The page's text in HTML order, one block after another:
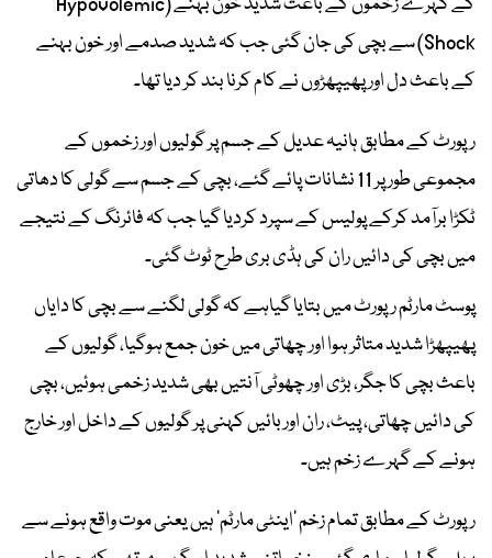
Shock) سے بچی کی جان گئی جب کہ شدید صدمے اور خون بہنے
کے باعث دل اور پھیپھڑوں نے کام کرنا بند کر دیا تھا۔
رپورٹ کے مطابق ہانیہ عدیل کے جسم پر گولیوں اور زخموں کے
مجموعی طور پر 11 نشانات پائے گئے، بچی کے جسم سے گولی کا دھاتی
ٹکڑا برآمد کرکے پولیس کے سپرد کردیا گیا جب کہ فائرنگ کے نتیجے
میں بچی کی دائیں ران کی ہڈی بری طرح ٹوٹ گئی۔
پوسٹ مارٹم رپورٹ میں بتایا گیاہے کہ گولی لگنے سے بچی کا دایاں
پھیپھڑا شدید متاثر ہوا اور چھاتی میں خون جمع ہوگیا، گولیوں کے
باعث بچی کا جگر، بڑی اور چھوٹی آنتیں بھی شدید زخمی ہوئیں، بچی
کی دائیں چھاتی، پیٹ، ران اور بائیں کہنی پر گولیوں کے داخل اور خارج
ہونے کے گہرے زخم ہیں۔
رپورٹ کے مطابق تمام زخم 'اینٹی مارٹم' ہیں یعنی موت واقع ہونے سے